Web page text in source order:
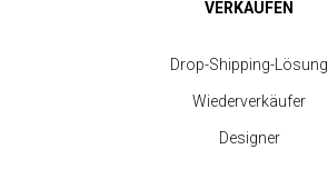
VERKAUFEN
Drop-Shipping-Lösung
Wiederverkäufer
Designer